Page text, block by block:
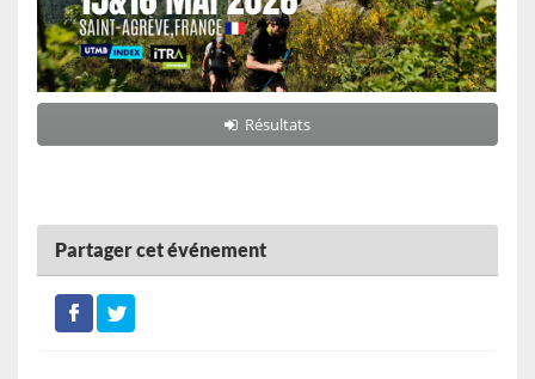
Résultats
Partager cet événement